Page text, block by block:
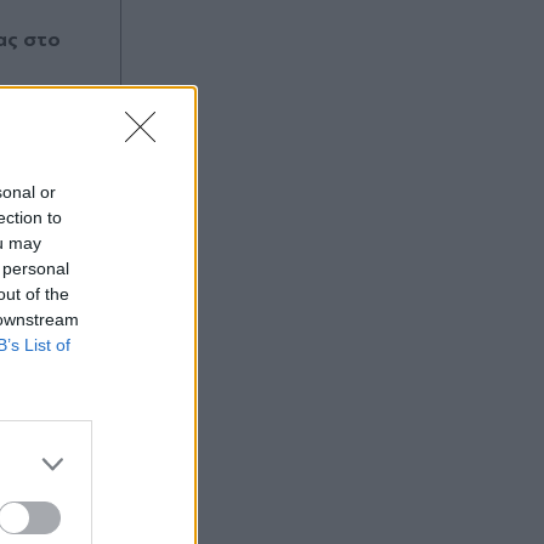
or
to
may
of the
List of
στο